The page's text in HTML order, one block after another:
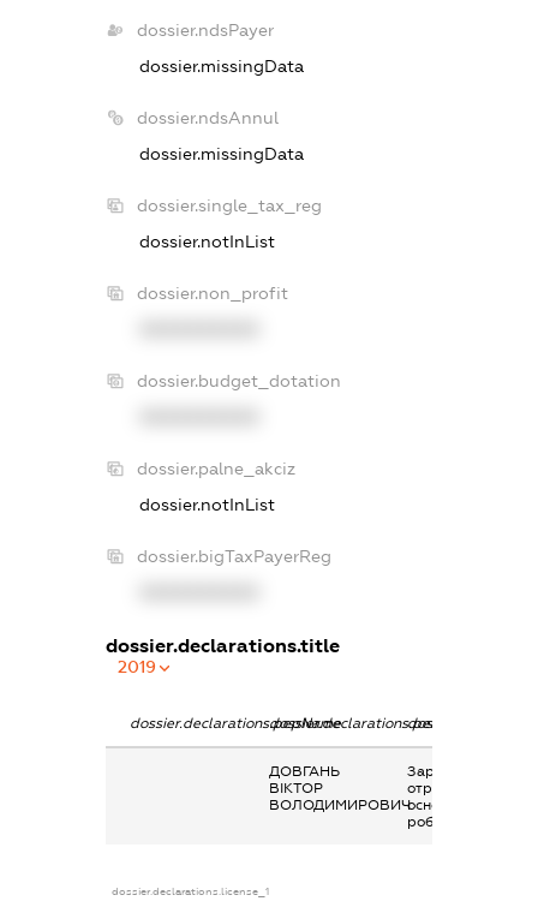
dossier.ndsPayer
dossier.missingData
dossier.ndsAnnul
dossier.missingData
dossier.single_tax_reg
dossier.notInList
dossier.non_profit
dossier.budget_dotation
dossier.palne_akciz
dossier.notInList
dossier.bigTaxPayerReg
dossier.declarations.title
2019
dossier.declarations.pepNamedossier.declarations.personName
ДОВГАНЬ
ВІКТОР
ВОЛОДИМИРОВИЧ
Заробітна плата
отримана за
основним місцем
роботи
dossier.declarations.license_1